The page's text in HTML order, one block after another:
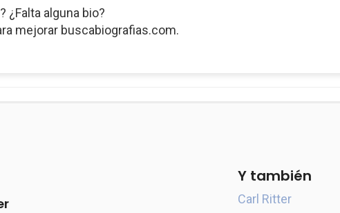
¿Falta alguna bio?
mejorar buscabiografias.com.
Y también
Carl Ritter